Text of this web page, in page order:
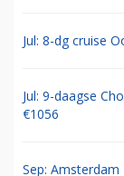
Jul: 8-dg cruise
Jul: 9-daagse
€1056
Sep: Amsterdam